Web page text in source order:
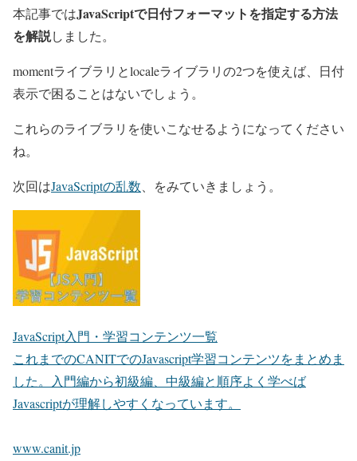
本記事ではJavaScriptで日付フォーマットを指定する方法
を解説しました。
momentライブラリとlocaleライブラリの2つを使えば、日付
表示で困ることはないでしょう。
これらのライブラリを使いこなせるようになってください
ね。
次回はJavaScriptの乱数、をみていきましょう。
JavaScript入門・学習コンテンツ一覧
これまでのCANITでのJavascript学習コンテンツをまとめま
した。入門編から初級編、中級編と順序よく学べば
Javascriptが理解しやすくなっています。
www.canit.jp